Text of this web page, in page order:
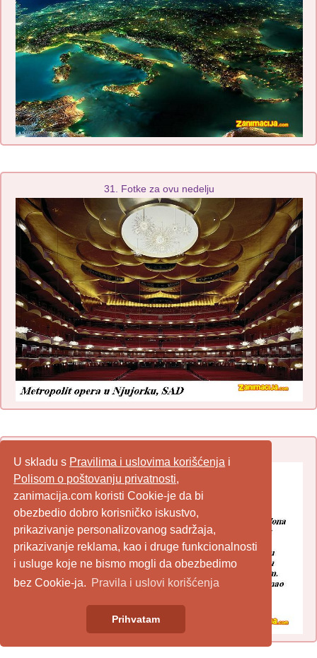
U skladu s Pravilima i uslovima korišćenja i
Polisom o poštovanju privatnosti,
zanimacija.com koristi Cookie-je da bi
obezbedio dobro korisničko iskustvo,
prikazivanje personalizovanog sadržaja,
prikazivanje reklama, kao i druge funkcionalnosti
i usluge koje ne bismo mogli da obezbedimo
bez Cookie-ja. Pravila i uslovi korišćenja
Prihvatam
31. Fotke za ovu nedelju